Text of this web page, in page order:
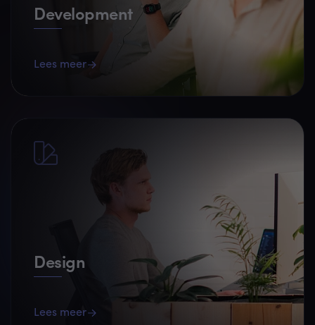
Development
Lees meer
Design
Lees meer